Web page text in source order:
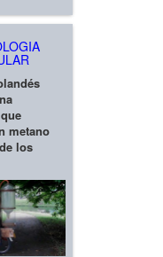
metano
los